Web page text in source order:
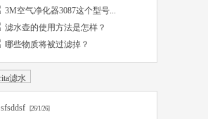
3M空气净化器3087这个型号...
滤水壶的使用方法是怎样？
哪些物质将被过滤掉？
sfsddsf [26/1/26]